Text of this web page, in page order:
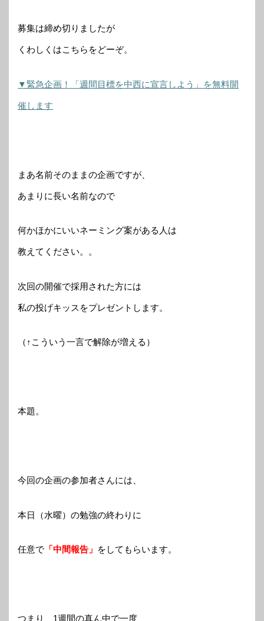
募集は締め切りましたが
くわしくはこちらをどーぞ。
▼緊急企画！「週間目標を中西に宣言しよう」を無料開
催します
まあ名前そのままの企画ですが、
あまりに長い名前なので
何かほかにいいネーミング案がある人は
教えてください。。
次回の開催で採用された方には
私の投げキッスをプレゼントします。
（↑こういう一言で解除が増える）
本題。
今回の企画の参加者さんには、
本日（水曜）の勉強の終わりに
任意で 「中間報告」 をしてもらいます。
つまり、1週間の真ん中で一度